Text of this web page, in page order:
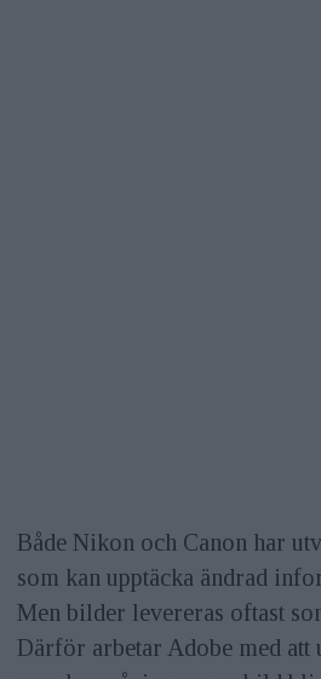
Både Nikon och Canon har
som kan upptäcka ändrad
Men bilder levereras oftast
Därför arbetar Adobe med att